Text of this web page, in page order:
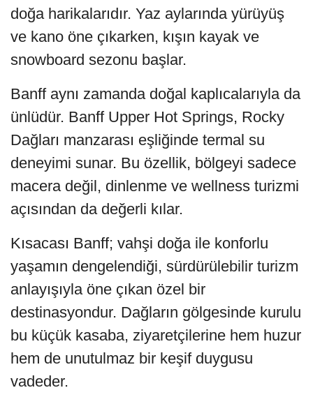
doğa harikalarıdır. Yaz aylarında yürüyüş
ve kano öne çıkarken, kışın kayak ve
snowboard sezonu başlar.
Banff aynı zamanda doğal kaplıcalarıyla da
ünlüdür. Banff Upper Hot Springs, Rocky
Dağları manzarası eşliğinde termal su
deneyimi sunar. Bu özellik, bölgeyi sadece
macera değil, dinlenme ve wellness turizmi
açısından da değerli kılar.
Kısacası Banff; vahşi doğa ile konforlu
yaşamın dengelendiği, sürdürülebilir turizm
anlayışıyla öne çıkan özel bir
destinasyondur. Dağların gölgesinde kurulu
bu küçük kasaba, ziyaretçilerine hem huzur
hem de unutulmaz bir keşif duygusu
vadeder.